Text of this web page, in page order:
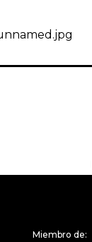
Miembro de: